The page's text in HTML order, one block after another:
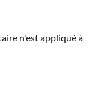
n'est appliqué à